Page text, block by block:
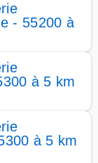
- 55200 à
à 5 km
à 5 km